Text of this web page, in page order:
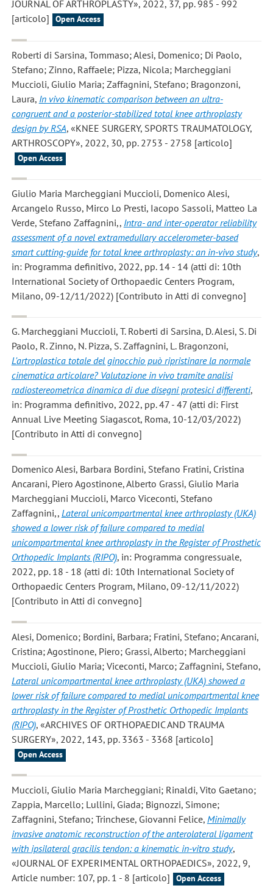
JOURNAL OF ARTHROPLASTY», 2022, 37, pp. 985 - 992
[articolo]
Open Access
Roberti di Sarsina, Tommaso; Alesi, Domenico; Di Paolo,
Stefano; Zinno, Raffaele; Pizza, Nicola; Marcheggiani
Muccioli, Giulio Maria; Zaffagnini, Stefano; Bragonzoni,
Laura, In vivo kinematic comparison between an ultra-
congruent and a posterior-stabilized total knee arthroplasty
design by RSA, «KNEE SURGERY, SPORTS TRAUMATOLOGY,
ARTHROSCOPY», 2022, 30, pp. 2753 - 2758 [articolo]
Open Access
Giulio Maria Marcheggiani Muccioli, Domenico Alesi,
Arcangelo Russo, Mirco Lo Presti, Iacopo Sassoli, Matteo La
Verde, Stefano Zaffagnini,, Intra- and inter-operator reliability
assessment of a novel extramedullary accelerometer-based
smart cutting-guide for total knee arthroplasty: an in-vivo study,
in: Programma definitivo, 2022, pp. 14 - 14 (atti di: 10th
International Society of Orthopaedic Centers Program,
Milano, 09-12/11/2022) [Contributo in Atti di convegno]
G. Marcheggiani Muccioli, T. Roberti di Sarsina, D. Alesi, S. Di
Paolo, R. Zinno, N. Pizza, S. Zaffagnini, L. Bragonzoni,
L'artroplastica totale del ginocchio può ripristinare la normale
cinematica articolare? Valutazione in vivo tramite analisi
radiostereometrica dinamica di due disegni protesici differenti,
in: Programma definitivo, 2022, pp. 47 - 47 (atti di: First
Annual Live Meeting Siagascot, Roma, 10-12/03/2022)
[Contributo in Atti di convegno]
Domenico Alesi, Barbara Bordini, Stefano Fratini, Cristina
Ancarani, Piero Agostinone, Alberto Grassi, Giulio Maria
Marcheggiani Muccioli, Marco Viceconti, Stefano
Zaffagnini,, Lateral unicompartmental knee arthroplasty (UKA)
showed a lower risk of failure compared to medial
unicompartmental knee arthroplasty in the Register of Prosthetic
Orthopedic Implants (RIPO), in: Programma congressuale,
2022, pp. 18 - 18 (atti di: 10th International Society of
Orthopaedic Centers Program, Milano, 09-12/11/2022)
[Contributo in Atti di convegno]
Alesi, Domenico; Bordini, Barbara; Fratini, Stefano; Ancarani,
Cristina; Agostinone, Piero; Grassi, Alberto; Marcheggiani
Muccioli, Giulio Maria; Viceconti, Marco; Zaffagnini, Stefano,
Lateral unicompartmental knee arthroplasty (UKA) showed a
lower risk of failure compared to medial unicompartmental knee
arthroplasty in the Register of Prosthetic Orthopedic Implants
(RIPO), «ARCHIVES OF ORTHOPAEDIC AND TRAUMA
SURGERY», 2022, 143, pp. 3363 - 3368 [articolo]
Open Access
Muccioli, Giulio Maria Marcheggiani; Rinaldi, Vito Gaetano;
Zappia, Marcello; Lullini, Giada; Bignozzi, Simone;
Zaffagnini, Stefano; Trinchese, Giovanni Felice, Minimally
invasive anatomic reconstruction of the anterolateral ligament
with ipsilateral gracilis tendon: a kinematic in-vitro study,
«JOURNAL OF EXPERIMENTAL ORTHOPAEDICS», 2022, 9,
Article number: 107, pp. 1 - 8 [articolo]
Open Access